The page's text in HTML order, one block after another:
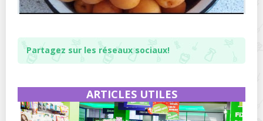
Partagez sur les réseaux sociaux!
ARTICLES UTILES